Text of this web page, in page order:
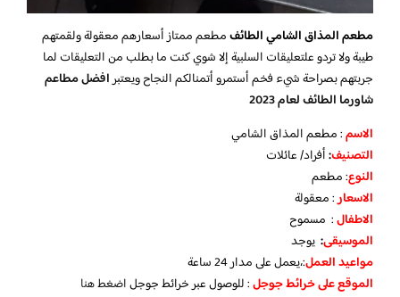
مطعم المذاق الشامي الطائفمطعم ممتاز أسعارهم معقولة ولقمتهم
طيبة ولا تردو علتعليقات السلبية إلا شوي كنت ما بطلب من التعليقات لما
جربتهم بصراحة شيء فخم أستمرو أتمنالكم النجاح ويعتبرافضل مطاعم
شاورما الطائف لعام 2023
الاسم: مطعم المذاق الشامي
التصنيف:أفراد/ عائلات
النوع: مطعم
الاسعار: معقولة
الاطفال: مسموح
الموسيقى: يوجد
مواعيد العمل:،يعمل على مدار 24 ساعة
الموقع على خرائط جوجل: للوصول عبر خرائط جوجلاضغط هنا